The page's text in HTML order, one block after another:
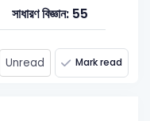
সাধারণ বিজ্ঞান: 55
Unread Mark read